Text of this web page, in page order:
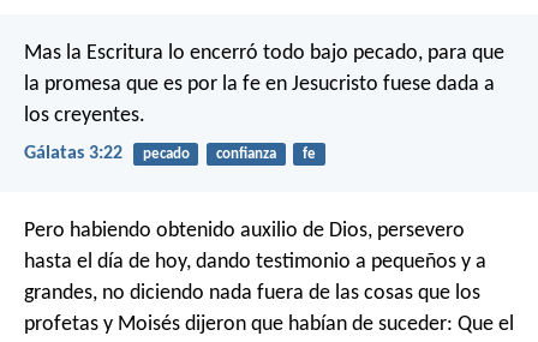
Mas la Escritura lo encerró todo bajo pecado, para que
la promesa que es por la fe en Jesucristo fuese dada a
los creyentes.
Gálatas 3:22 pecado confianza fe
Pero habiendo obtenido auxilio de Dios, persevero
hasta el día de hoy, dando testimonio a pequeños y a
grandes, no diciendo nada fuera de las cosas que los
profetas y Moisés dijeron que habían de suceder: Que el